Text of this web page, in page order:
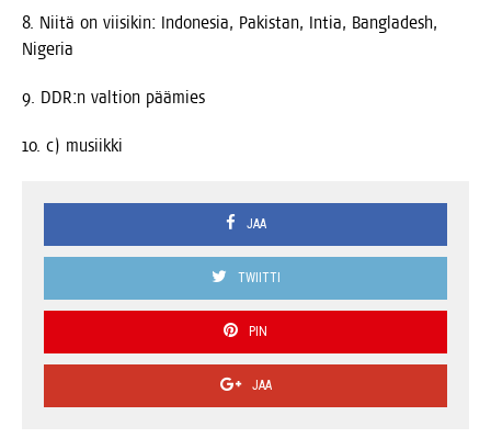
8. Nii­tä on vii­si­kin: Indo­ne­sia, Pakis­tan, Intia, Bangla­desh,
Nigeria
9. DDR:n val­tion päämies
10. c) musiikki
JAA
TWIITTI
PIN
JAA